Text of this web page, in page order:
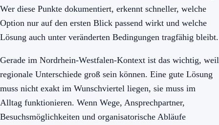
Wer diese Punkte dokumentiert, erkennt schneller, welche
Option nur auf den ersten Blick passend wirkt und welche
Lösung auch unter veränderten Bedingungen tragfähig bleibt.
Gerade im Nordrhein-Westfalen-Kontext ist das wichtig, weil
regionale Unterschiede groß sein können. Eine gute Lösung
muss nicht exakt im Wunschviertel liegen, sie muss im
Alltag funktionieren. Wenn Wege, Ansprechpartner,
Besuchsmöglichkeiten und organisatorische Abläufe